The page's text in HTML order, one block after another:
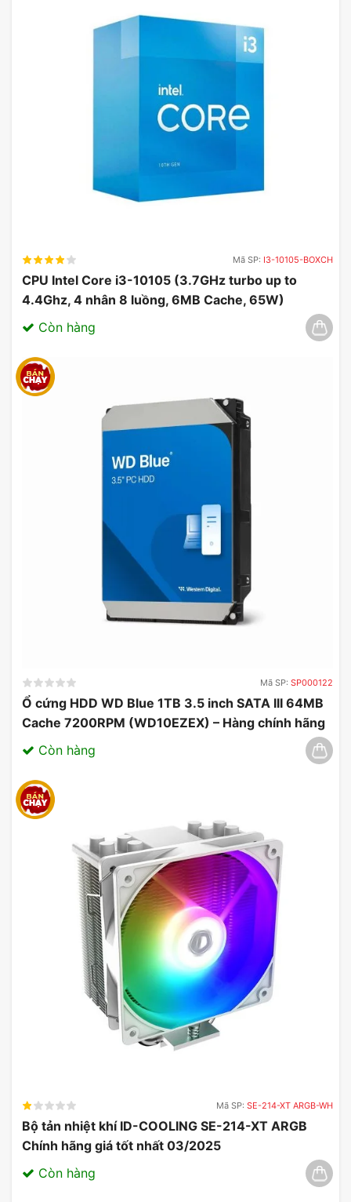
Mã SP: I3-10105-BOXCH
CPU Intel Core i3-10105 (3.7GHz turbo up to
4.4Ghz, 4 nhân 8 luồng, 6MB Cache, 65W)
03/2025
Còn hàng
Mã SP: SP000122
Ổ cứng HDD WD Blue 1TB 3.5 inch SATA III 64MB
Cache 7200RPM (WD10EZEX) – Hàng chính hãng
03/2025
Còn hàng
Mã SP: SE-214-XT ARGB-WH
Bộ tản nhiệt khí ID-COOLING SE-214-XT ARGB
Chính hãng giá tốt nhất 03/2025
Còn hàng